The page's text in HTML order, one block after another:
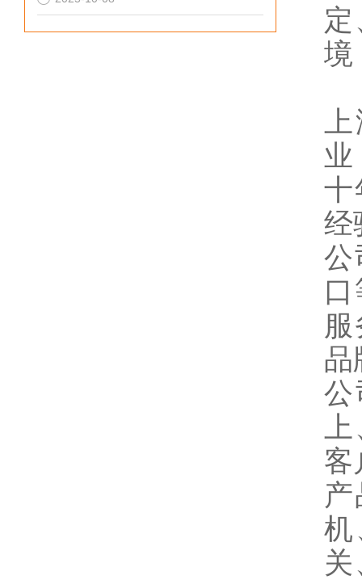
境
业
十
经
公
品
上
客